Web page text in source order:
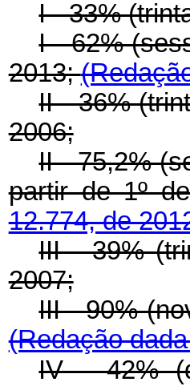
I - 33%
I - 62%
2013;
II - 36%
2006;
II - 75,2%
partir de 1º
12.774, de
III - 39%
2007;
III - 90%
(Redação
IV - 42%